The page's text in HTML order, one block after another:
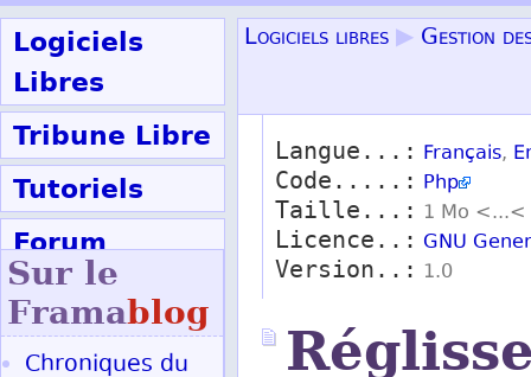
Logiciels
Libres
Tribune Libre
Tutoriels
Forum
Participer
Logiciels libres ▶ Gestion
Langue...: Français,
Code.....: Php
Taille...: 1 Mo <...<
Licence..: GNU
Version..: 1.0
Sur le
Framablog
Chroniques du